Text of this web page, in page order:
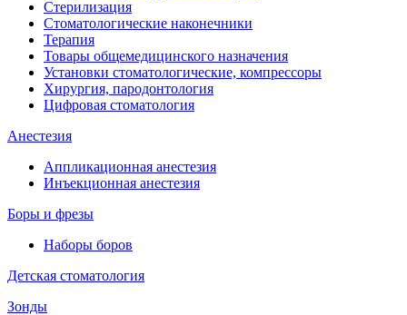
Стерилизация
Стоматологические наконечники
Терапия
Товары общемедицинского назначения
Установки стоматологические, компрессоры
Хирургия, пародонтология
Цифровая стоматология
Анестезия
Аппликационная анестезия
Инъекционная анестезия
Боры и фрезы
Наборы боров
Детская стоматология
Зонды